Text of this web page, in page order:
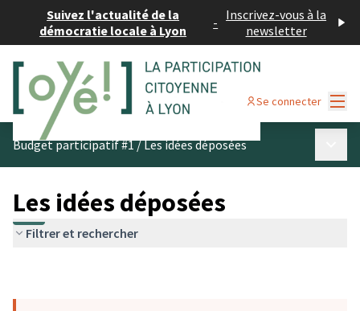
Suivez l'actualité de la
démocratie locale à Lyon
- Inscrivez-vous à la
newsletter
Se connecter
Budget participatif #1/Les idées déposées
Les idées déposées
Filtrer et rechercher